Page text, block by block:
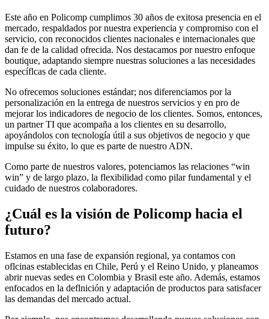
Este año en Policomp cumplimos 30 años de exitosa presencia en el
mercado, respaldados por nuestra experiencia y compromiso con el
servicio, con reconocidos clientes nacionales e internacionales que
dan fe de la calidad ofrecida. Nos destacamos por nuestro enfoque
boutique, adaptando siempre nuestras soluciones a las necesidades
específlcas de cada cliente.
No ofrecemos soluciones estándar; nos diferenciamos por la
personalización en la entrega de nuestros servicios y en pro de
mejorar los indicadores de negocio de los clientes. Somos, entonces,
un partner TI que acompaña a los clientes en su desarrollo,
apoyándolos con tecnología útil a sus objetivos de negocio y que
impulse su éxito, lo que es parte de nuestro ADN.
Como parte de nuestros valores, potenciamos las relaciones “win
win” y de largo plazo, la flexibilidad como pilar fundamental y el
cuidado de nuestros colaboradores.
¿Cuál es la visión de Policomp hacia el
futuro?
Estamos en una fase de expansión regional, ya contamos con
oflcinas establecidas en Chile, Perú y el Reino Unido, y planeamos
abrir nuevas sedes en Colombia y Brasil este año. Además, estamos
enfocados en la deflnición y adaptación de productos para satisfacer
las demandas del mercado actual.